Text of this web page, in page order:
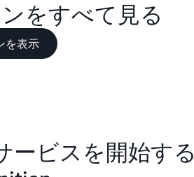
をすべて見る
を表示
ービスを開始する